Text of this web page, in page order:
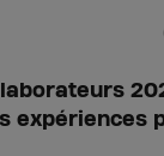
expériences